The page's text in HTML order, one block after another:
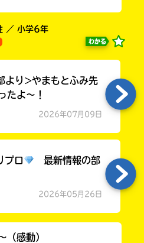
／ 小学6年
わかる
り>やまもとふみ先
たよ～！
2026年07月09日
プロ
最新情報の部
2026年05月26日
（感動）
認
し
ね